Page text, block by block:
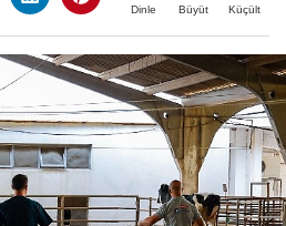
Dinle Büyüt Küçült